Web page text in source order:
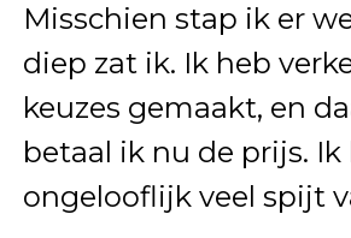
Misschien stap ik er
diep zat ik. Ik heb
keuzes gemaakt, en
betaal ik nu de prijs. Ik
ongelooflijk veel spijt